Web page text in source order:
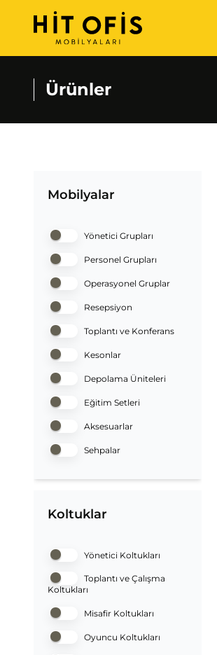
Ürünler
Mobilyalar
Yönetici Grupları
Personel Grupları
Operasyonel Gruplar
Resepsiyon
Toplantı ve Konferans
Kesonlar
Depolama Üniteleri
Eğitim Setleri
Aksesuarlar
Sehpalar
Koltuklar
Yönetici Koltukları
Toplantı ve Çalışma
Koltukları
Misafir Koltukları
Oyuncu Koltukları